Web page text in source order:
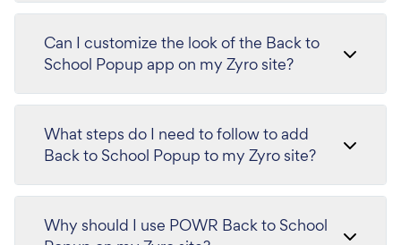
Can I customize the look of the Back to
School Popup app on my Zyro site?
What steps do I need to follow to add
Back to School Popup to my Zyro site?
Why should I use POWR Back to School